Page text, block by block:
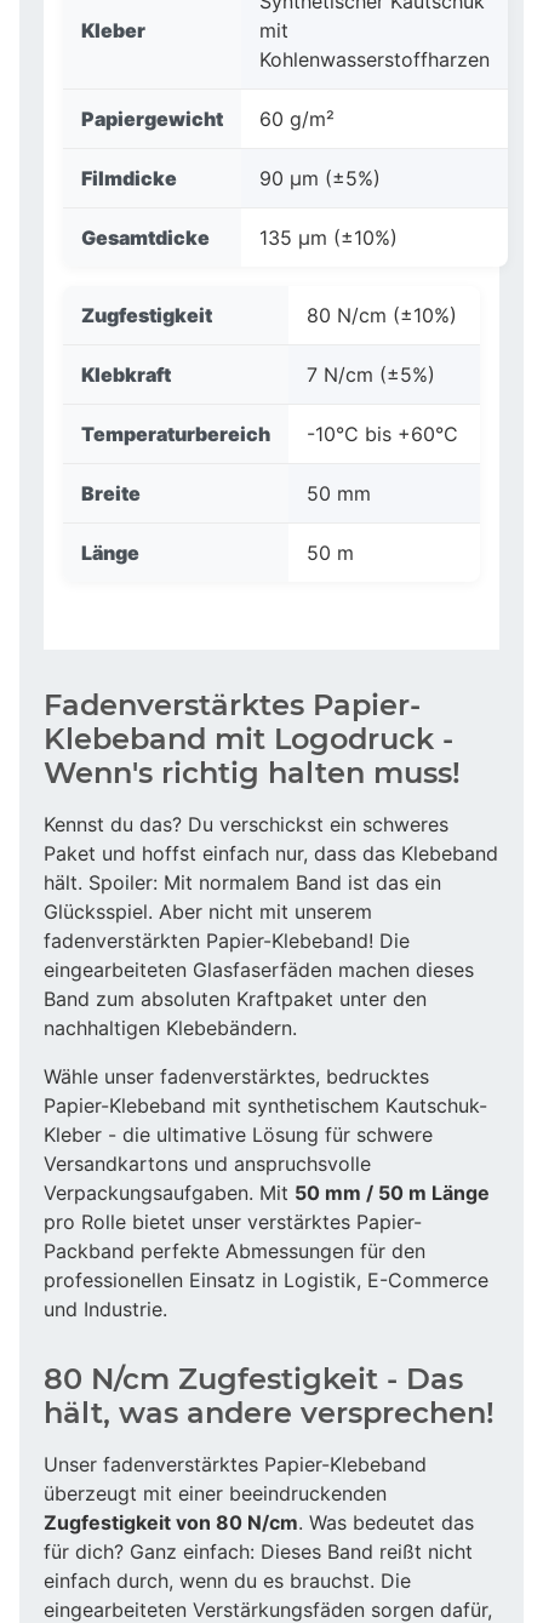
Kleber
mit
Kohlenwasserstoffharzen
Papiergewicht 60 g/m²
Filmdicke 90 µm (±5%)
Gesamtdicke 135 µm (±10%)
Zugfestigkeit 80 N/cm (±10%)
Klebkraft 7 N/cm (±5%)
Temperaturbereich -10°C bis +60°C
Breite 50 mm
Länge 50 m
Fadenverstärktes Papier-
Klebeband mit Logodruck -
Wenn's richtig halten muss!
Kennst du das? Du verschickst ein schweres
Paket und hoffst einfach nur, dass das Klebeband
hält. Spoiler: Mit normalem Band ist das ein
Glücksspiel. Aber nicht mit unserem
fadenverstärkten Papier-Klebeband! Die
eingearbeiteten Glasfaserfäden machen dieses
Band zum absoluten Kraftpaket unter den
nachhaltigen Klebebändern.
Wähle unser fadenverstärktes, bedrucktes
Papier-Klebeband mit synthetischem Kautschuk-
Kleber - die ultimative Lösung für schwere
Versandkartons und anspruchsvolle
Verpackungsaufgaben. Mit 50 mm / 50 m Länge
pro Rolle bietet unser verstärktes Papier-
Packband perfekte Abmessungen für den
professionellen Einsatz in Logistik, E-Commerce
und Industrie.
80 N/cm Zugfestigkeit - Das
hält, was andere versprechen!
Unser fadenverstärktes Papier-Klebeband
überzeugt mit einer beeindruckenden
Zugfestigkeit von 80 N/cm. Was bedeutet das
für dich? Ganz einfach: Dieses Band reißt nicht
einfach durch, wenn du es brauchst. Die
eingearbeiteten Verstärkungsfäden sorgen dafür,